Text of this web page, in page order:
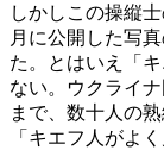
しかしこの操縦
月に公開した写
た。とはいえ「
ない。ウクライ
まで、数十人の
「キエフ人がよ